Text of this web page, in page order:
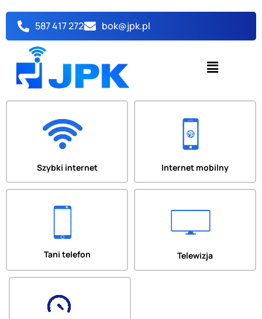
treści
587 417 272 bok@jpk.pl
Menu
Szybki internet Internet mobilny
Tani telefon Telewizja